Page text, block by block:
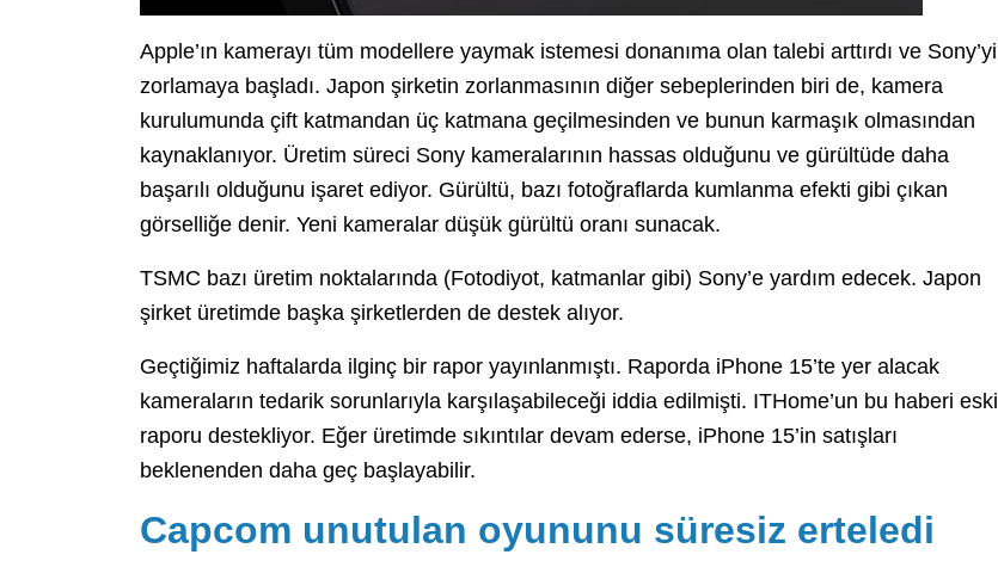
Apple’ın kamerayı tüm modellere yaymak istemesi donanıma olan talebi arttırdı ve Sony’yi
zorlamaya başladı. Japon şirketin zorlanmasının diğer sebeplerinden biri de, kamera
kurulumunda çift katmandan üç katmana geçilmesinden ve bunun karmaşık olmasından
kaynaklanıyor. Üretim süreci Sony kameralarının hassas olduğunu ve gürültüde daha
başarılı olduğunu işaret ediyor. Gürültü, bazı fotoğraflarda kumlanma efekti gibi çıkan
görselliğe denir. Yeni kameralar düşük gürültü oranı sunacak.
TSMC bazı üretim noktalarında (Fotodiyot, katmanlar gibi) Sony’e yardım edecek. Japon
şirket üretimde başka şirketlerden de destek alıyor.
Geçtiğimiz haftalarda ilginç bir rapor yayınlanmıştı. Raporda iPhone 15’te yer alacak
kameraların tedarik sorunlarıyla karşılaşabileceği iddia edilmişti. ITHome’un bu haberi eski
raporu destekliyor. Eğer üretimde sıkıntılar devam ederse, iPhone 15’in satışları
beklenenden daha geç başlayabilir.
Capcom unutulan oyununu süresiz erteledi